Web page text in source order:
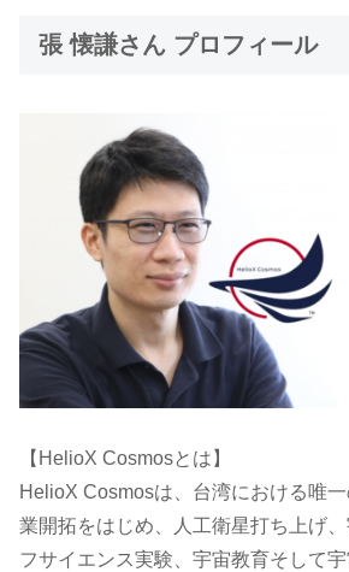
張 懐謙さん プロフィール
【HelioX Cosmosとは】
HelioX Cosmosは、台湾における唯
業開拓をはじめ、人工衛星打ち上げ
フサイエンス実験、宇宙教育そして